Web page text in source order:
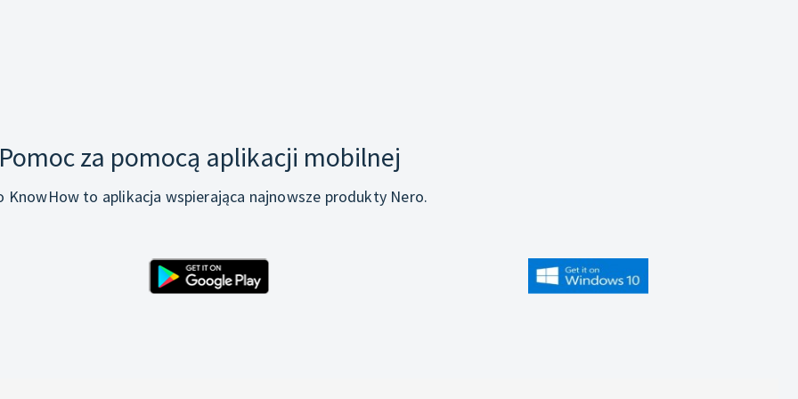
za pomocą aplikacji mobilnej
KnowHow to aplikacja wspierająca najnowsze produkty Nero.